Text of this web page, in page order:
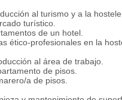
al turismo y a la
turístico.
de un hotel.
ético-profesionales en la
al área de trabajo.
de pisos.
a de pisos.